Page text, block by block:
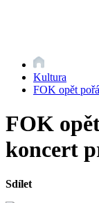
Kultura
FOK opět
FOK
koncert
Sdílet